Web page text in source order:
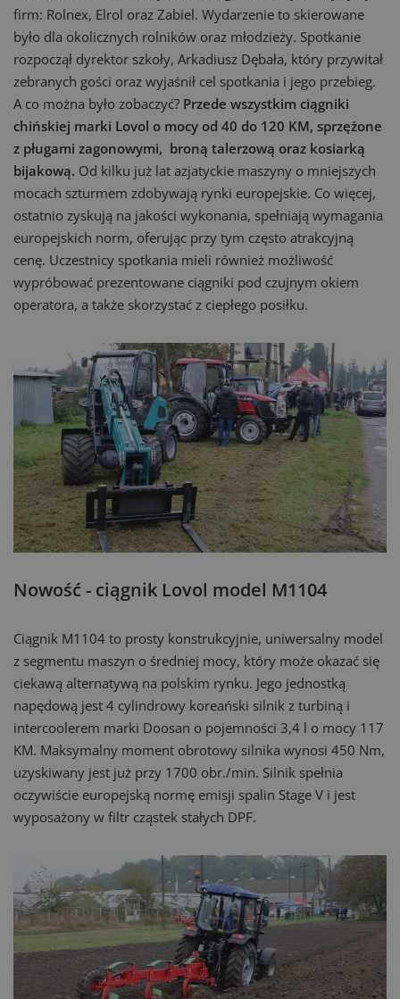
firm: Rolnex, Elrol oraz Zabiel. Wydarzenie to skierowane
było dla okolicznych rolników oraz młodzieży. Spotkanie
rozpoczął dyrektor szkoły, Arkadiusz Dębała, który przywitał
zebranych gości oraz wyjaśnił cel spotkania i jego przebieg.
A co można było zobaczyć? Przede wszystkim ciągniki
chińskiej marki Lovol o mocy od 40 do 120 KM, sprzężone
z pługami zagonowymi, broną talerzową oraz kosiarką
bijakową. Od kilku już lat azjatyckie maszyny o mniejszych
mocach szturmem zdobywają rynki europejskie. Co więcej,
ostatnio zyskują na jakości wykonania, spełniają wymagania
europejskich norm, oferując przy tym często atrakcyjną
cenę. Uczestnicy spotkania mieli również możliwość
wypróbować prezentowane ciągniki pod czujnym okiem
operatora, a także skorzystać z ciepłego posiłku.
Nowość - ciągnik Lovol model M1104
Ciągnik M1104 to prosty konstrukcyjnie, uniwersalny model
z segmentu maszyn o średniej mocy, który może okazać się
ciekawą alternatywą na polskim rynku. Jego jednostką
napędową jest 4 cylindrowy koreański silnik z turbiną i
intercoolerem marki Doosan o pojemności 3,4 l o mocy 117
KM. Maksymalny moment obrotowy silnika wynosi 450 Nm,
uzyskiwany jest już przy 1700 obr./min. Silnik spełnia
oczywiście europejską normę emisji spalin Stage V i jest
wyposażony w filtr cząstek stałych DPF.